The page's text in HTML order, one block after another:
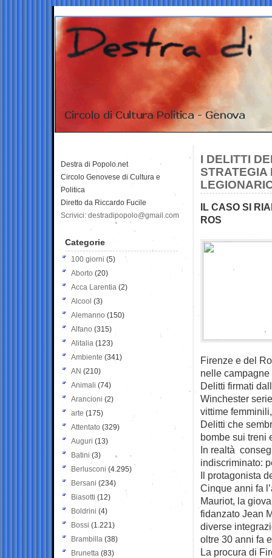
I DELITTI
STRATEGIA
IL CASO SI
ROS
Firenze e del
nelle
Delitti firmati
Winchester
vittime
Delitti che
bombe sui treni
In realtà
indiscriminato:
Il protagonista
Cinque anni fa
Mauriot, la
fidanzato Jean
diverse
oltre 30 anni fa
La procura di
Destra di Popolo.net
Circolo Genovese di Cultura e
Politica
Diretto da Riccardo Fucile
Scrivici: destradipopolo@gmail.com
Categorie
100 giorni (5)
Aborto (20)
Acca Larentia (2)
Alcool (3)
Alemanno (150)
Alfano (315)
Alitalia (123)
Ambiente (341)
AN (210)
Animali (74)
Arancioni (2)
arte (175)
Attentato (329)
Auguri (13)
Batini (3)
Berlusconi (4.295)
Bersani (234)
Biasotti (12)
Boldrini (4)
Bossi (1.221)
Brambilla (38)
Brunetta (83)